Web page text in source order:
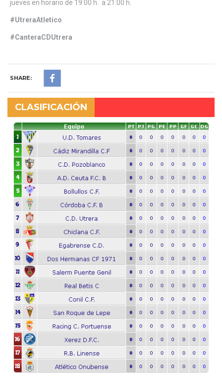
jueves en horario de 19:00 h. a 21:00 h.
#UtreraAtletico
#CanteraCDUtrera
SHARE:
CLASIFICACIÓN